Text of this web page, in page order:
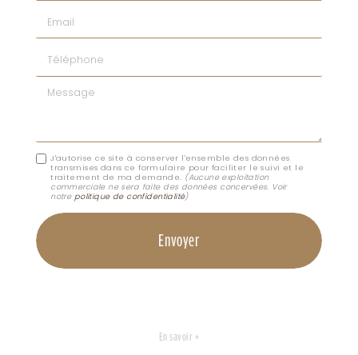
Email
Téléphone
Message
J'autorise ce site à conserver l'ensemble des données
transmises dans ce formulaire pour faciliter le suivi et le
traitement de ma demande. (Aucune exploitation
commerciale ne sera faite des données concervées. Voir
notre politique de confidentialité)
En savoir +